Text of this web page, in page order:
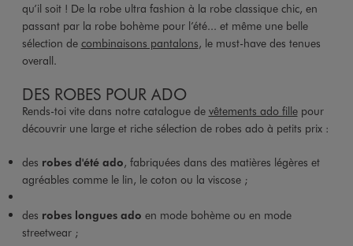
qu’il soit ! De la robe ultra fashion à la robe classique chic, en
passant par la robe bohème pour l’été... et même une belle
sélection de combinaisons pantalons, le must-have des tenues
overall.
DES ROBES POUR ADO
Rends-toi vite dans notre catalogue de vêtements ado fillepour
découvrir une large et riche sélection de robes ado à petits prix :
des robes d'été ado, fabriquées dans des matières légères et
agréables comme le lin, le coton ou la viscose ;
des robes longues ado en mode bohème ou en mode
streetwear ;